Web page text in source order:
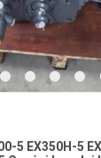
5 EX350H-5